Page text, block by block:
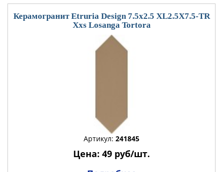
Керамогранит Etruria Design 7.5x2.5 XL2.5X7.5-TR
Xxs Losanga Tortora
Артикул: 241845
Цена: 49 руб/шт.